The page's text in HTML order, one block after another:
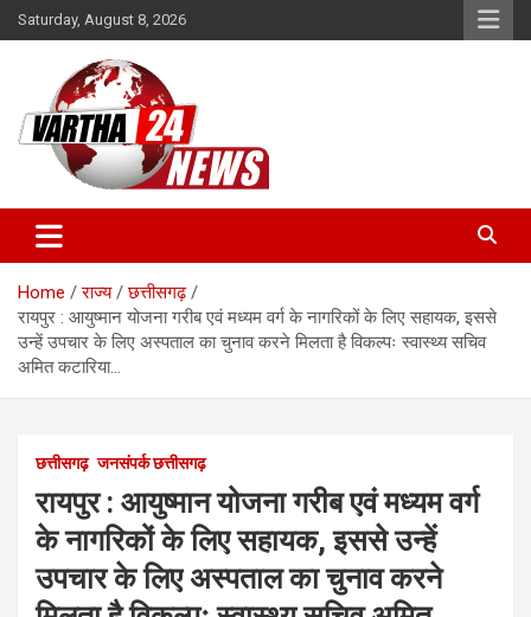
Skip
to
Saturday, August 8, 2026
Vartha 24
Home राज्य
छत्तीसगढ़
रायपुर : आयुष्मान योजना गरीब एवं मध्यम वर्ग के नागरिकों के लिए सहायक, इससे
उन्हें उपचार के लिए अस्पताल का चुनाव करने मिलता है विकल्पः स्वास्थ्य सचिव
अमित कटारिया…
छत्तीसगढ़ जनसंपर्क छत्तीसगढ़
रायपुर : आयुष्मान योजना गरीब एवं मध्यम वर्ग
के नागरिकों के लिए सहायक, इससे उन्हें
उपचार के लिए अस्पताल का चुनाव करने